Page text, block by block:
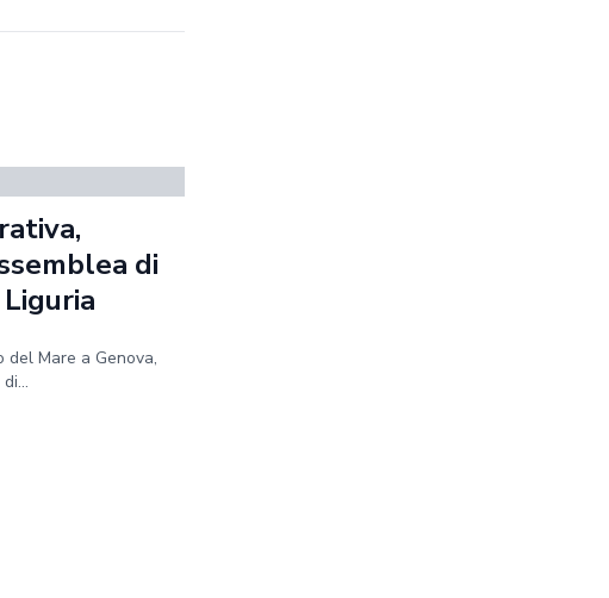
di
del Mare a Genova,